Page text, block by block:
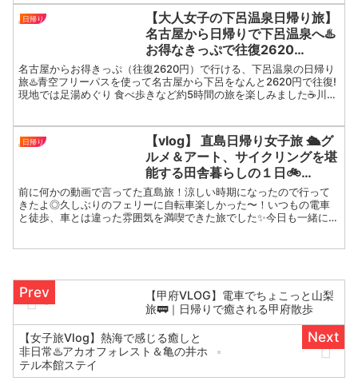
日帰り
【大人女子の下呂温泉日帰り旅】
名古屋から日帰りで下呂温泉へ♨️
お得なきっぷで往復2620
円！ 足湯めぐり 食べ歩き
名古屋からお得きっぷ（往復2620円）で行ける、下呂温泉の日帰り
旅♨️青空フリーパスを使って名古屋から下呂をなんと2620円で往復!
現地では足湯めぐり 食べ歩きなど約5時間の旅を楽しみました☕川沿
日帰り
【vlog】 直島日帰り女子旅 🛳グ
ルメ＆アート、サイクリングを堪
能する田舎暮らしの１日🚲
𓂃❁⃘𓈒𓏸
前に何かの動画で言ってた直島旅！涼しい時期になったので行って
きたよ◎久しぶりのフェリーに自転車楽しかった〜！いつもの電車
と徒歩、車とは違った雰囲気を満喫できた旅でした✨今日も一緒にが
【甲府VLOG】電車でちょこっと山梨
旅🚃｜日帰りで癒される甲府散歩
【女子旅Vlog】熱海で感じる癒しと
非日常♨️アカオフォレスト＆亀の井ホ
テル本館ステイ